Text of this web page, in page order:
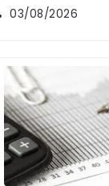
03/08/2026